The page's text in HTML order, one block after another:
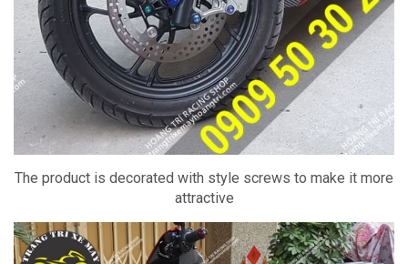
The product is decorated with style screws to make it more
attractive